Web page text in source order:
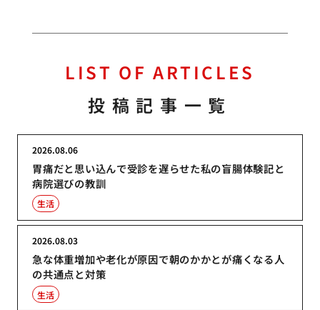
LIST OF ARTICLES
投稿記事一覧
胃痛だと思い込んで受診を遅らせた私の盲腸体験記と
病院選びの教訓
2026.08.06
生活
急な体重増加や老化が原因で朝のかかとが痛くなる人
の共通点と対策
2026.08.03
生活